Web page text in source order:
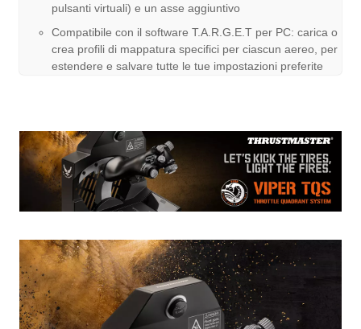
pulsanti virtuali) e un asse aggiuntivo
Compatibile con il software T.A.R.G.E.T per PC: carica o
crea profili di mappatura specifici per ciascun aereo, per
estendere e salvare tutte le tue impostazioni preferite